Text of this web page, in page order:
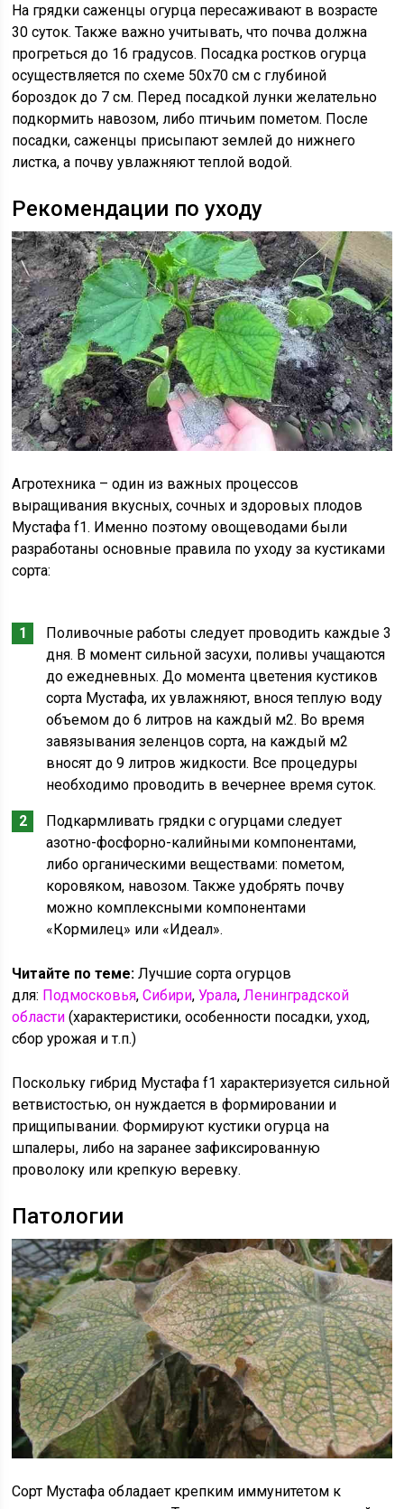
На грядки саженцы огурца пересаживают в возрасте
30 суток. Также важно учитывать, что почва должна
прогреться до 16 градусов. Посадка ростков огурца
осуществляется по схеме 50х70 см с глубиной
бороздок до 7 см. Перед посадкой лунки желательно
подкормить навозом, либо птичьим пометом. После
посадки, саженцы присыпают землей до нижнего
листка, а почву увлажняют теплой водой.
Рекомендации по уходу
Агротехника – один из важных процессов
выращивания вкусных, сочных и здоровых плодов
Мустафа f1. Именно поэтому овощеводами были
разработаны основные правила по уходу за кустиками
сорта:
Поливочные работы следует проводить каждые 3
дня. В момент сильной засухи, поливы учащаются
до ежедневных. До момента цветения кустиков
сорта Мустафа, их увлажняют, внося теплую воду
объемом до 6 литров на каждый м2. Во время
завязывания зеленцов сорта, на каждый м2
вносят до 9 литров жидкости. Все процедуры
необходимо проводить в вечернее время суток.
Подкармливать грядки с огурцами следует
азотно-фосфорно-калийными компонентами,
либо органическими веществами: пометом,
коровяком, навозом. Также удобрять почву
можно комплексными компонентами
«Кормилец» или «Идеал».
Читайте по теме:Лучшие сорта огурцов
для: Подмосковья,Сибири,Урала,Ленинградской
области (характеристики, особенности посадки, уход,
сбор урожая и т.п.)
Поскольку гибрид Мустафа f1 характеризуется сильной
ветвистостью, он нуждается в формировании и
прищипывании. Формируют кустики огурца на
шпалеры, либо на заранее зафиксированную
проволоку или крепкую веревку.
Патологии
Сорт Мустафа обладает крепким иммунитетом к